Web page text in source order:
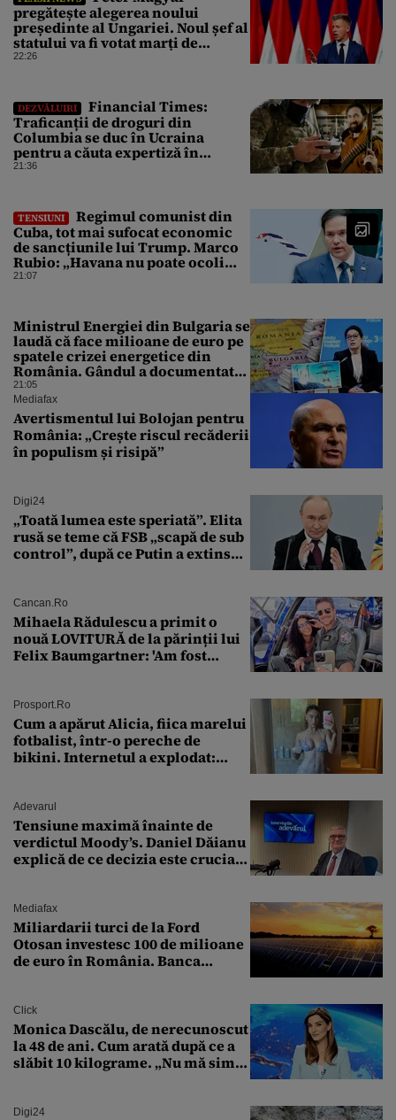
pregătește alegerea noului
președinte al Ungariei. Noul șef al
statului va fi votat marți de
Parlament
22:26
DEZVĂLUIRI
Financial Times:
Traficanții de droguri din
Columbia se duc în Ucraina
pentru a căuta expertiză în
domeniul dronelor
21:36
TENSIUNI
Regimul comunist din
Cuba, tot mai sufocat economic
de sancțiunile lui Trump. Marco
Rubio: „Havana nu poate ocoli
sancțiunile prin mimat reforme”
21:07
Ministrul Energiei din Bulgaria se
laudă că face milioane de euro pe
spatele crizei energetice din
România. Gândul a documentat
cazul
21:05
Mediafax
Avertismentul lui Bolojan pentru
România: „Crește riscul recăderii
în populism și risipă”
Digi24
„Toată lumea este speriată”. Elita
rusă se teme că FSB „scapă de sub
control”, după ce Putin a extins
Cancan.ro
Mihaela Rădulescu a primit o
nouă LOVITURĂ de la părinții lui
Felix Baumgartner: 'Am fost
Prosport.ro
Cum a apărut Alicia, fiica marelui
fotbalist, într-o pereche de
bikini. Internetul a explodat:
Adevarul
Tensiune maximă înainte de
verdictul Moody’s. Daniel Dăianu
explică de ce decizia este crucială
Mediafax
Miliardarii turci de la Ford
Otosan investesc 100 de milioane
de euro în România. Banca
Click
Monica Dascălu, de nerecunoscut
la 48 de ani. Cum arată după ce a
slăbit 10 kilograme. „Nu mă simt
Digi24